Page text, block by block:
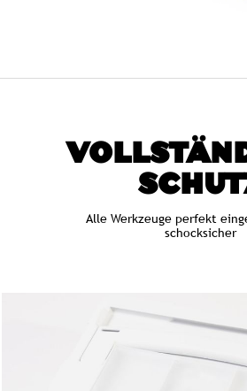
Alle Werkzeuge perfekt
schocksicher